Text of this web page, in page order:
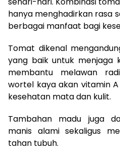
hanya menghadirkan rasa
berbagai manfaat bagi
Tomat dikenal
yang baik untuk menjaga
membantu melawan
wortel kaya akan vitamin
kesehatan mata dan kulit.
Tambahan madu juga
manis alami sekaligus
tahan tubuh.